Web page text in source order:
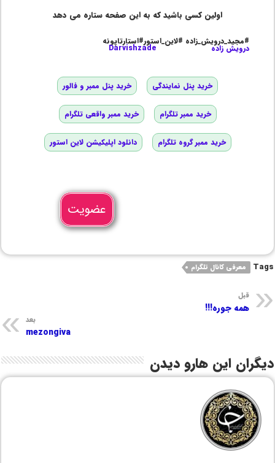
اولین کسی باشید که به این صفحه ستاره می دهد
#مجید_درویش_زاده #لاین_استور#استارتاپونه
درویش زاده Darvishzade
خرید پنل نمایندگی خرید پنل ممبر و فالور
خرید ممبر تلگرام خرید ممبر واقعی تلگرام
خرید ممبر گروه تلگرام دانلود اپلیکیشن لاین استور
عضویت
Tags معرفی کانال تلگرام
قبل
همه جوره!!!
بعد
mezongiva
دیگران این هارو دیدن